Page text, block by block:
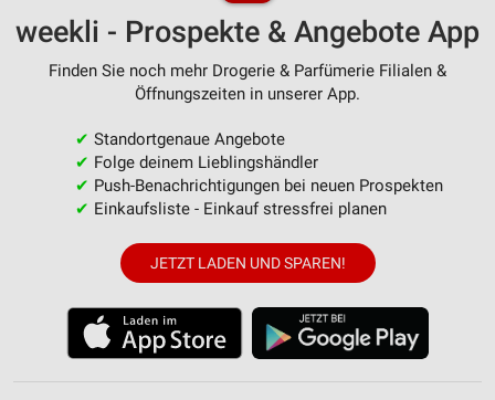
weekli - Prospekte & Angebote App
Finden Sie noch mehr Drogerie & Parfümerie Filialen &
Öffnungszeiten in unserer App.
✔ Standortgenaue Angebote
✔ Folge deinem Lieblingshändler
✔ Push-Benachrichtigungen bei neuen Prospekten
✔ Einkaufsliste - Einkauf stressfrei planen
JETZT LADEN UND SPAREN!